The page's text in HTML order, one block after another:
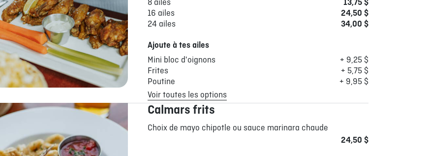
8 ailes
13,75 $
16 ailes
24,50 $
24 ailes
34,00 $
Ajoute à tes ailes
Mini bloc d'oignons
+ 9,25 $
Frites
+ 5,75 $
Poutine
+ 9,95 $
Voir toutes les options
Calmars frits
Choix de mayo chipotle ou sauce marinara chaude
24,50 $